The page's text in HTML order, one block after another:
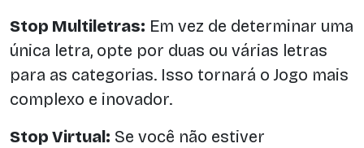
Stop Multiletras: Em vez de determinar uma
única letra, opte por duas ou várias letras
para as categorias. Isso tornará o Jogo mais
complexo e inovador.
Stop Virtual: Se você não estiver